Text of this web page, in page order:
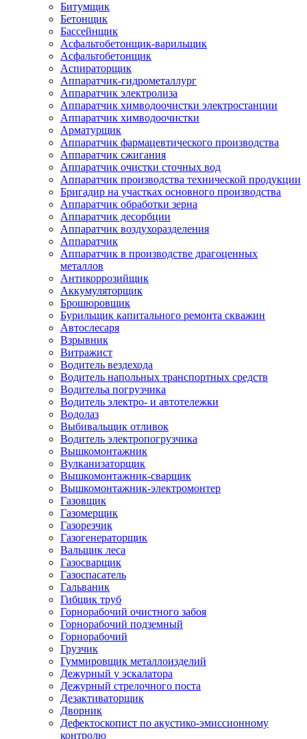
Битумщик
Бетонщик
Бассейнщик
Асфальтобетонщик-варильщик
Асфальтобетонщик
Аспираторщик
Аппаратчик-гидрометаллург
Аппаратчик электролиза
Аппаратчик химводоочистки электростанции
Аппаратчик химводоочистки
Арматурщик
Аппаратчик фармацевтического производства
Аппаратчик сжигания
Аппаратчик очистки сточных вод
Аппаратчик производства технической продукции
Бригадир на участках основного производства
Аппаратчик обработки зерна
Аппаратчик десорбции
Аппаратчик воздухоразделения
Аппаратчик
Аппаратчик в производстве драгоценных
металлов
Антикоррозийщик
Аккумуляторщик
Брошюровщик
Бурильщик капитального ремонта скважин
Автослесаря
Взрывник
Витражист
Водитель вездехода
Водитель напольных транспортных средств
Водительа погрузчика
Водитель электро- и автотележки
Водолаз
Выбивальщик отливок
Водитель электропогрузчика
Вышкомонтажник
Вулканизаторщик
Вышкомонтажник-сварщик
Вышкомонтажник-электромонтер
Газовщик
Газомерщик
Газорезчик
Газогенераторщик
Вальщик леса
Газосварщик
Газоспасатель
Гальваник
Гибщик труб
Горнорабочий очистного забоя
Горнорабочий подземный
Горнорабочий
Грузчик
Гуммировщик металлоизделий
Дежурный у эскалатора
Дежурный стрелочного поста
Дезактиваторщик
Дворник
Дефектоскопист по акустико-эмиссионному
контролю